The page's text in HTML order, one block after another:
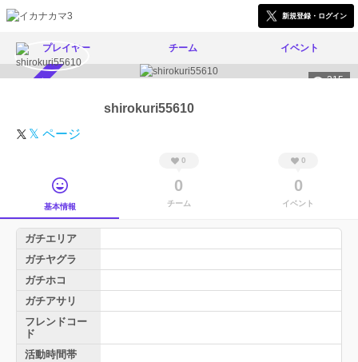
新規登録・ログイン
プレイヤー チーム イベント
315
shirokuri55610
𝕏 ページ
基本情報
0
0
チーム
0
0
イベント
ガチエリア
ガチヤグラ
ガチホコ
ガチアサリ
フレンドコー
ド
活動時間帯